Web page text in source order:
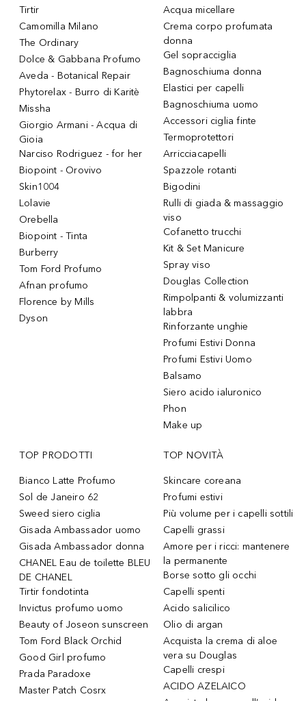
Tirtir
Camomilla Milano
The Ordinary
Dolce & Gabbana Profumo
Aveda - Botanical Repair
Phytorelax - Burro di Karitè
Missha
Giorgio Armani - Acqua di
Gioia
Narciso Rodriguez - for her
Biopoint - Orovivo
Skin1004
Lolavie
Orebella
Biopoint - Tinta
Burberry
Tom Ford Profumo
Afnan profumo
Florence by Mills
Dyson
Acqua micellare
Crema corpo profumata
donna
Gel sopracciglia
Bagnoschiuma donna
Elastici per capelli
Bagnoschiuma uomo
Accessori ciglia finte
Termoprotettori
Arricciacapelli
Spazzole rotanti
Bigodini
Rulli di giada & massaggio
viso
Cofanetto trucchi
Kit & Set Manicure
Spray viso
Douglas Collection
Rimpolpanti & volumizzanti
labbra
Rinforzante unghie
Profumi Estivi Donna
Profumi Estivi Uomo
Balsamo
Siero acido ialuronico
Phon
Make up
TOP PRODOTTI
Bianco Latte Profumo
Sol de Janeiro 62
Sweed siero ciglia
Gisada Ambassador uomo
Gisada Ambassador donna
CHANEL Eau de toilette BLEU
DE CHANEL
Tirtir fondotinta
Invictus profumo uomo
Beauty of Joseon sunscreen
Tom Ford Black Orchid
Good Girl profumo
Prada Paradoxe
Master Patch Cosrx
TOP NOVITÀ
Skincare coreana
Profumi estivi
Più volume per i capelli sottili
Capelli grassi
Amore per i ricci: mantenere
la permanente
Borse sotto gli occhi
Capelli spenti
Acido salicilico
Olio di argan
Acquista la crema di aloe
vera su Douglas
Capelli crespi
ACIDO AZELAICO